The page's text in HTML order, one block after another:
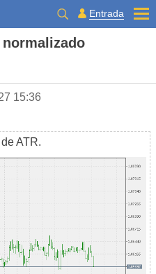
Entrada
15:36
ATR.